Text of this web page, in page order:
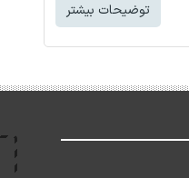
توضیحات بیشتر